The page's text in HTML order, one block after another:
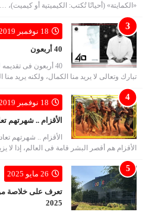
«الكمايتة» (أحيانًا تُكتب: الكيميتية أو كيميت)، …
18 نوفمبر 2019
40 أربعون
40 أربعون فى
تبارك وتعالى لا يريد منا الكمال، ولكنه يريد
18 نوفمبر 2019
الأقزام .. شهرتهم
الأقزام .. شهرتهم
الأقزام هم أقصر البشر قامة فى العالم، إذا
26 مايو 2025
2025